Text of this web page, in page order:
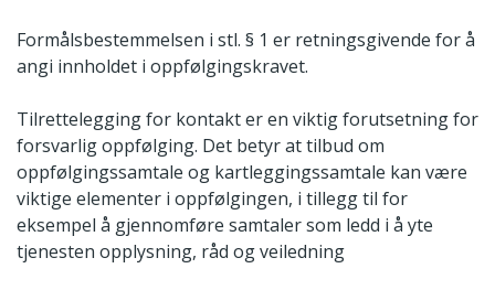
Formålsbestemmelsen i stl. § 1 er retningsgivende for å
angi innholdet i oppfølgingskravet.
Tilrettelegging for kontakt er en viktig forutsetning for
forsvarlig oppfølging. Det betyr at tilbud om
oppfølgingssamtale og kartleggingssamtale kan være
viktige elementer i oppfølgingen, i tillegg til for
eksempel å gjennomføre samtaler som ledd i å yte
tjenesten opplysning, råd og veiledning